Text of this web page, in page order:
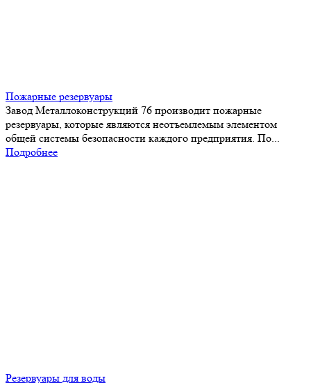
Пожарные резервуары
Завод Металлоконструкций 76 производит пожарные
резервуары, которые являются неотъемлемым элементом
общей системы безопасности каждого предприятия. По...
Подробнее
Резервуары для воды